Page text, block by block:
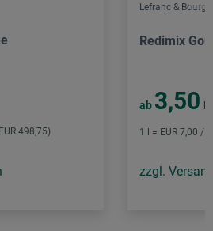
498,75)
Lefranc &
Redimix
ab 3,50
1 l = EUR 7,00 /
zzgl.